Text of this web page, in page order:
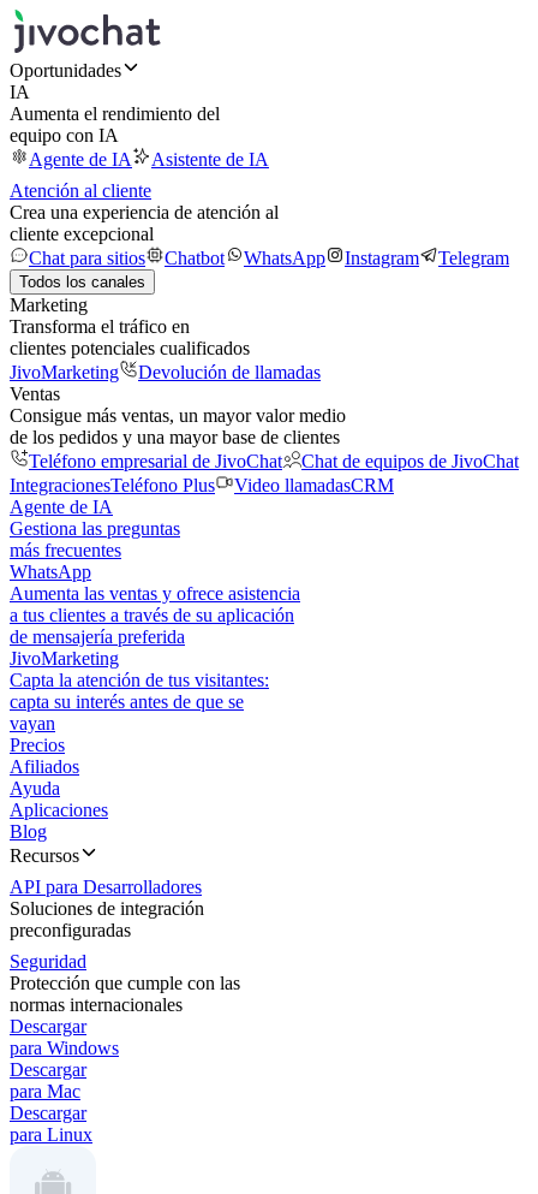
Oportunidades
IA
Aumenta el rendimiento del
equipo con IA
Agente de IA
Asistente de IA
Atención al cliente
Crea una experiencia de atención al
cliente excepcional
Chat para sitios
Chatbot WhatsApp Instagram Telegram
Todos los canales
Marketing
Transforma el tráfico en
clientes potenciales cualificados
JivoMarketing
Devolución de llamadas
Ventas
Consigue más ventas, un mayor valor medio
de los pedidos y una mayor base de clientes
Teléfono empresarial de JivoChat
Chat de equipos de JivoChat
IntegracionesTeléfono Plus Video llamadasCRM
Agente de IA
Gestiona las preguntas
más frecuentes
WhatsApp
Aumenta las ventas y ofrece asistencia
a tus clientes a través de su aplicación
de mensajería preferida
JivoMarketing
Capta la atención de tus visitantes:
capta su interés antes de que se
vayan
Precios
Afiliados
Ayuda
Aplicaciones
Blog
Recursos
API para Desarrolladores
Soluciones de integración
preconfiguradas
Seguridad
Protección que cumple con las
normas internacionales
Descargar
para Windows
Descargar
para Mac
Descargar
para Linux